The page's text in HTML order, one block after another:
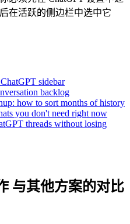
在活跃的侧边栏中选中它
sidebar
backlog
how to sort months of history
you don't need right now
threads without losing
与其他方案的对比